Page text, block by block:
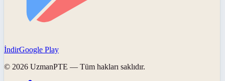
İndirGoogle Play
© 2026 UzmanPTE — Tüm hakları saklıdır.